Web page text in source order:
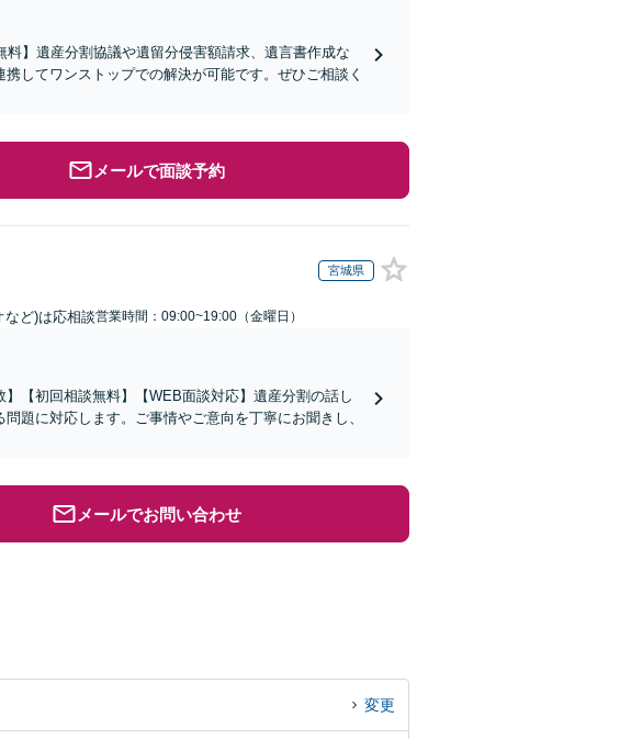
料】遺産分割協議や遺留分侵害額請求、遺言書作成な
してワンストップでの解決が可能です。ぜひご相談く
メールで面談予約
宮城県
など)は応相談営業時間：09:00~19:00（金曜日）
【初回相談無料】【WEB面談対応】遺産分割の話し
題に対応します。ご事情やご意向を丁寧にお聞きし、
メールでお問い合わせ
変更